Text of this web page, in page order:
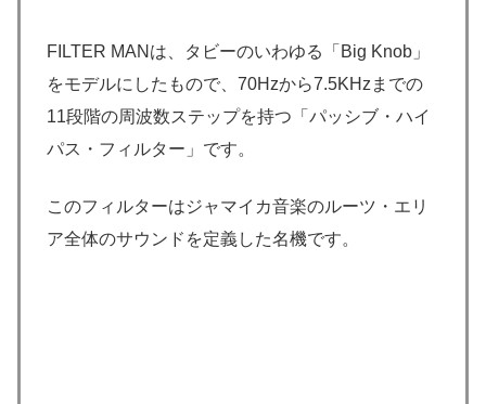
FILTER MANは、タビーのいわゆる「Big Knob」
をモデルにしたもので、70Hzから7.5KHzまでの
11段階の周波数ステップを持つ「パッシブ・ハイ
パス・フィルター」です。
このフィルターはジャマイカ音楽のルーツ・エリ
ア全体のサウンドを定義した名機です。